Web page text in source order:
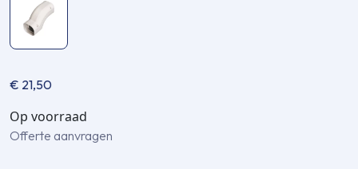
€ 21,50
Op voorraad
Offerte aanvragen